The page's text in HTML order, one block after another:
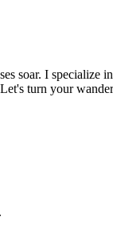
soar. I
turn your